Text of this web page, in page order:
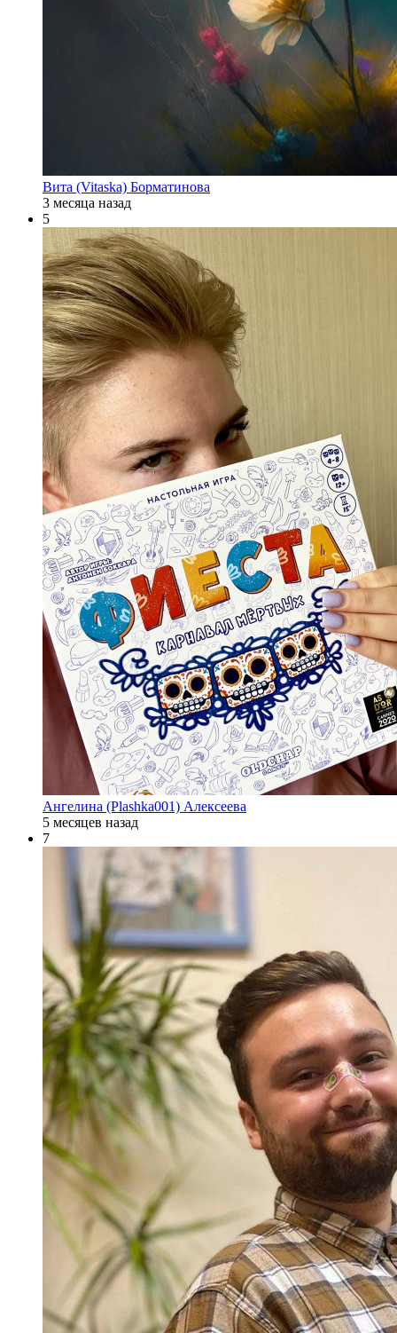
Вита (Vitaska) Борматинова
3 месяца назад
5
Ангелина (Plashka001) Алексеева
5 месяцев назад
7